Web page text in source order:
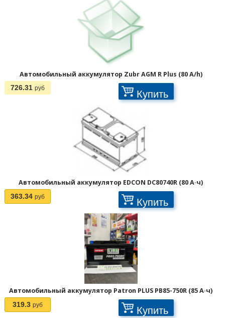
Автомобильный аккумулятор Zubr AGM R Plus (80 A/h)
726.31 руб Купить
Автомобильный аккумулятор EDCON DC80740R (80 А·ч)
363.34 руб Купить
Автомобильный аккумулятор Patron PLUS PB85-750R (85 А·ч)
319.3 руб Купить